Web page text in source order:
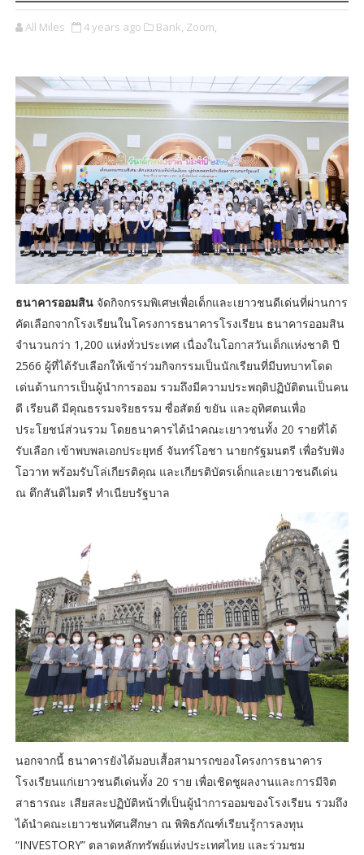
All Miles 4 years ago Bank, Zoom,
ธนาคารออมสิน จัดกิจกรรมพิเศษเพื่อเด็กและเยาวชนดีเด่นที่ผ่านการ
คัดเลือกจากโรงเรียนในโครงการธนาคารโรงเรียน ธนาคารออมสิน
จำนวนกว่า 1,200 แห่งทั่วประเทศ เนื่องในโอกาสวันเด็กแห่งชาติ ปี
2566 ผู้ที่ได้รับเลือกให้เข้าร่วมกิจกรรมเป็นนักเรียนที่มีบทบาทโดด
เด่นด้านการเป็นผู้นำการออม รวมถึงมีความประพฤติปฏิบัติตนเป็นคน
ดี เรียนดี มีคุณธรรมจริยธรรม ซื่อสัตย์ ขยัน และอุทิศตนเพื่อ
ประโยชน์ส่วนรวม โดยธนาคารได้นำคณะเยาวชนทั้ง 20 รายที่ได้
รับเลือก เข้าพบพลเอกประยุทธ์ จันทร์โอชา นายกรัฐมนตรี เพื่อรับฟัง
โอวาท พร้อมรับโล่เกียรติคุณ และเกียรติบัตรเด็กและเยาวชนดีเด่น
ณ ตึกสันติไมตรี ทำเนียบรัฐบาล
นอกจากนี้ ธนาคารยังได้มอบเสื้อสามารถของโครงการธนาคาร
โรงเรียนแก่เยาวชนดีเด่นทั้ง 20 ราย เพื่อเชิดชูผลงานและการมีจิต
สาธารณะ เสียสละปฏิบัติหน้าที่เป็นผู้นำการออมของโรงเรียน รวมถึง
ได้นำคณะเยาวชนทัศนศึกษา ณ พิพิธภัณฑ์เรียนรู้การลงทุน
“INVESTORY” ตลาดหลักทรัพย์แห่งประเทศไทย และร่วมชม